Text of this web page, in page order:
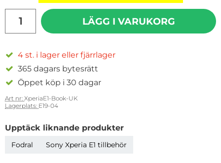
LÄGG I VARUKORG
4 st. i lager eller fjärrlager
365 dagars bytesrätt
Öppet köp i 30 dagar
Art nr: XperiaE1-Book-UK
Lagerplats: E19-04
Upptäck liknande produkter
Fodral Sony Xperia E1 tillbehör